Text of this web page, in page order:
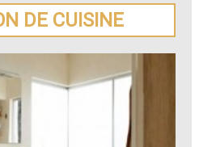
. DE CUISINE